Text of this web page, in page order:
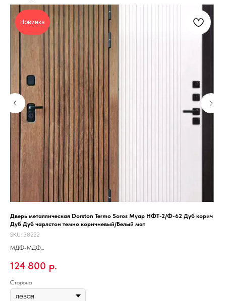
Новинка
Дверь металлическая Dorston Termo Soros Муар НФТ-2/Ф-62 Дуб корич
Дуб Дуб чарлстон темно коричневый/Белый мат
SKU: 38222
МДФ-МДФ
Подходит для улицы
124 800 р.
Сторона